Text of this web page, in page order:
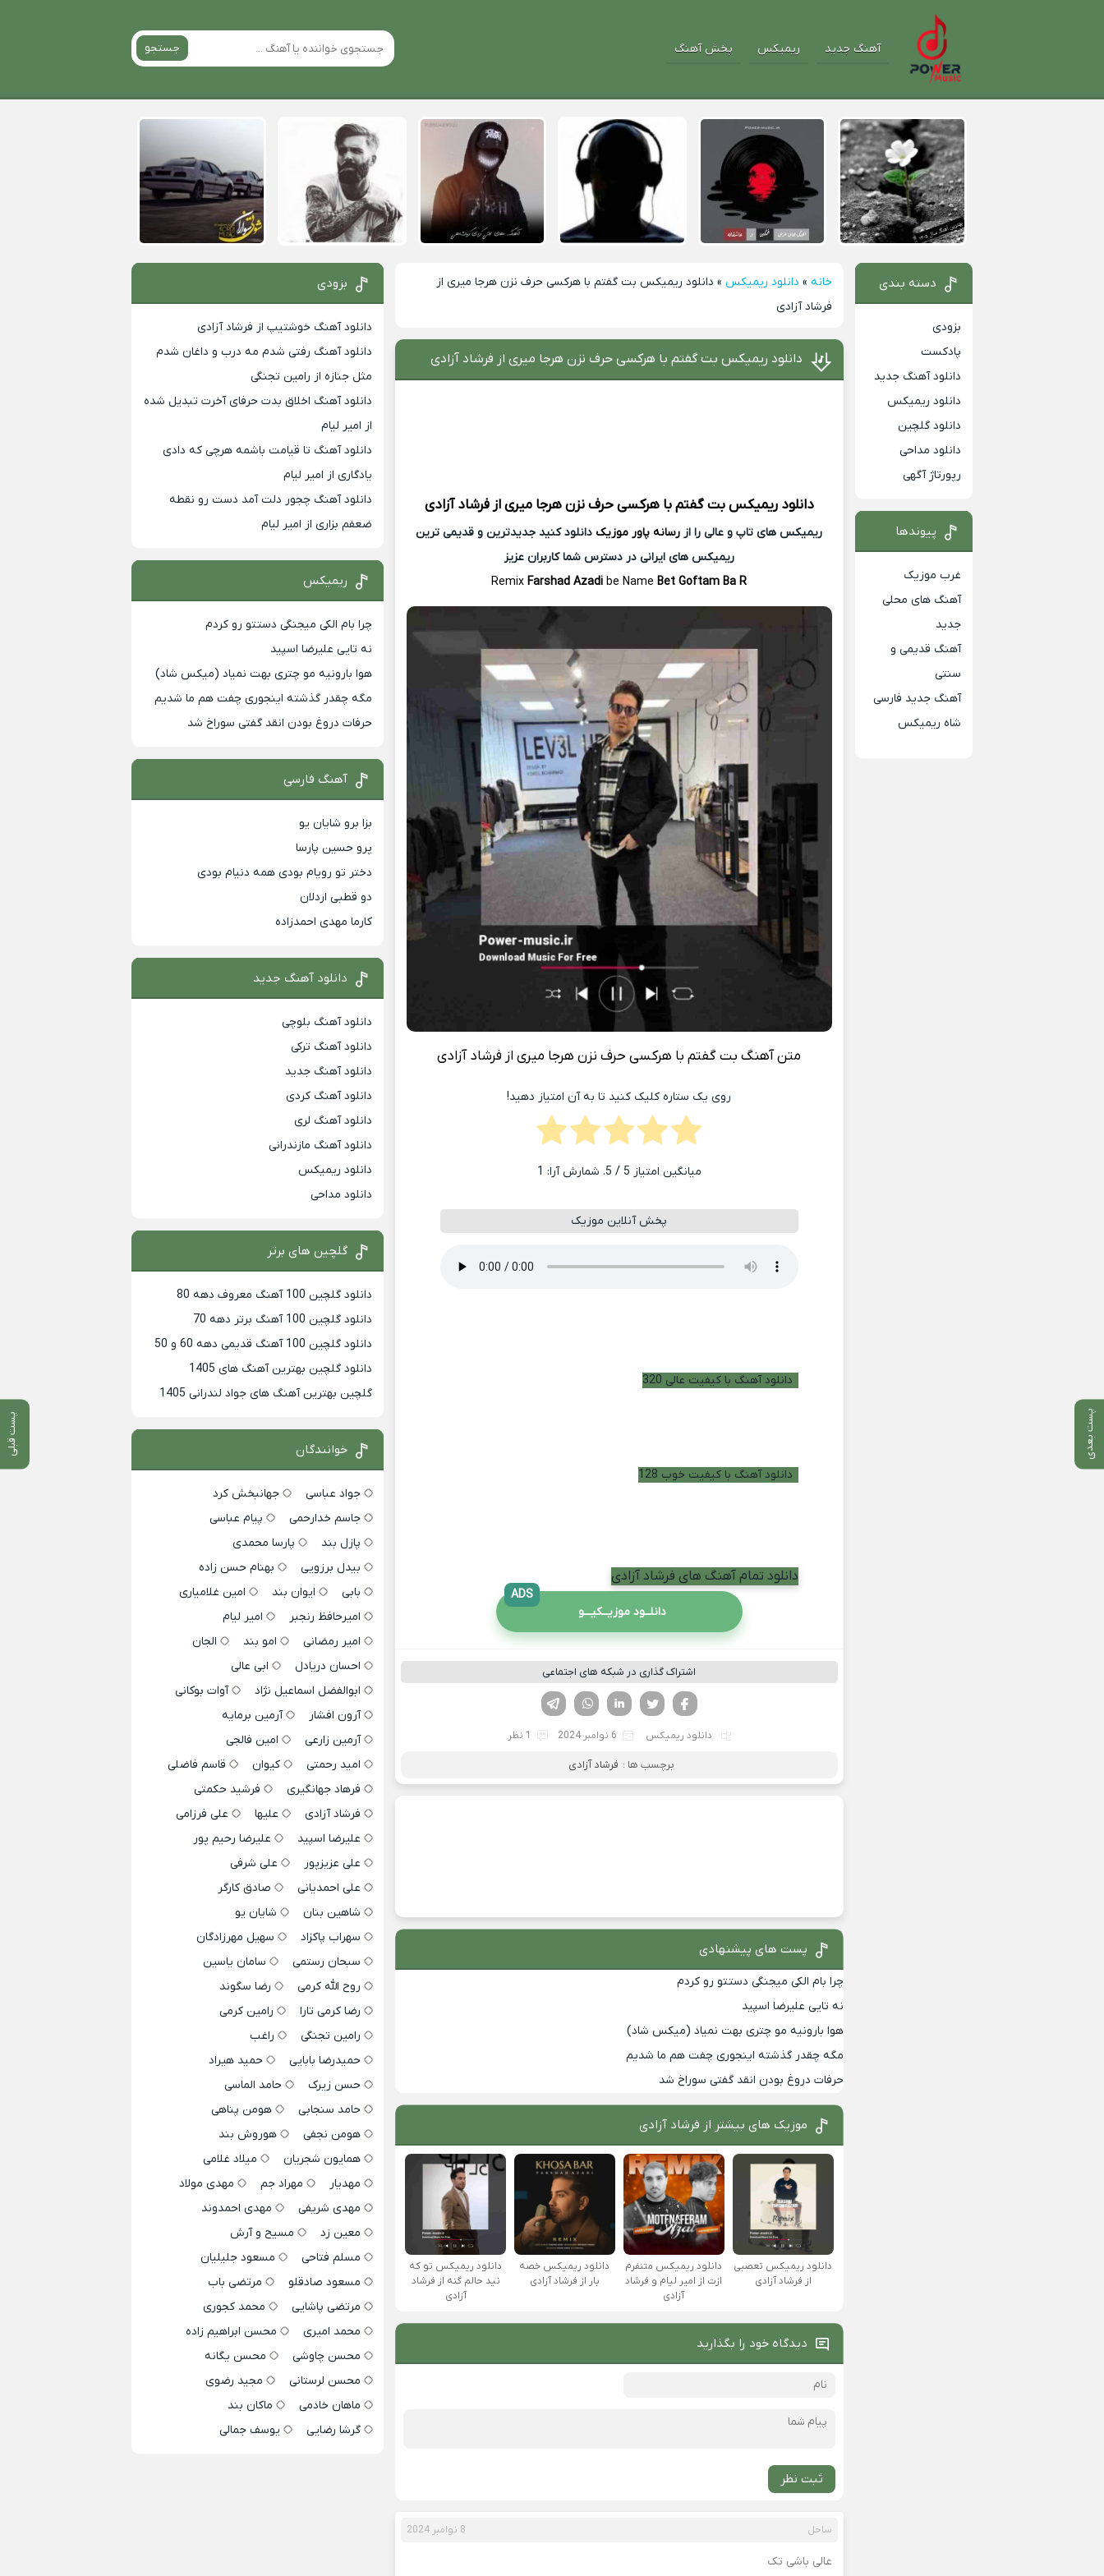
آهنگ جدید ریمیکس پخش آهنگ جستجو
خانه » دانلود ریمیکس » دانلود ریمیکس بت گفتم با هرکسی حرف نزن هرجا میری از
فرشاد آزادی
پست بعدی پست قبلی
دانلود ریمیکس بت گفتم با هرکسی حرف نزن هرجا میری از فرشاد آزادی
دانلود ریمیکسبت گفتم با هرکسی حرف نزن هرجا میری ازفرشاد آزادی
ریمیکس های تاپ و عالی را از رسانه پاور موزیک دانلود کنید جدیدترین و قدیمی ترین
ریمیکس های ایرانی در دسترس شما کاربران عزیز
RemixFarshad Azadibe Name Bet Goftam Ba R
متن آهنگ بت گفتم با هرکسی حرف نزن هرجا میری از فرشاد آزادی
روی یک ستاره کلیک کنید تا به آن امتیاز دهید!
میانگین امتیاز 5 / 5. شمارش آرا: 1
پخش آنلاین موزیک
دانلود آهنگ با کیفیت عالی 320
دانلود آهنگ با کیفیت خوب 128
دانلود تمام آهنگ های فرشاد آزادی
دانلــود موزیــکیـــو
ADS
اشتراک گذاری در شبکه های اجتماعی
لینکدین تویتر
فیسوک
دانلود ریمیکس 6 نوامبر 2024 1 نظر
برچسب ها : فرشاد آزادی
پست های پیشنهادی
چرا بام الکی میجنگی دستتو رو کردم
نه تایی علیرضا اسپید
هوا بارونیه مو چتری بهت نمیاد (میکس شاد)
مگه چقدر گذشته اینجوری چفت هم ما شدیم
حرفات دروغ بودن انقد گفتی سوراخ شد
موزیک های بیشتر از فرشاد آزادی
دانلود ریمیکس تعصبی
از فرشاد آزادی
دانلود ریمیکس متنفرم
ازت از امیر لیام و فرشاد
آزادی
دانلود ریمیکس خصه
بار از فرشاد آزادی
دانلود ریمیکس تو که
نید حالم گنه از فرشاد
آزادی
دیدگاه خود را بگذارید
ثبت نظر
ساحل 8 نوامبر 2024
عالی باشی تک
دسته بندی
بزودی
پادکست
دانلود آهنگ جدید
دانلود ریمیکس
دانلود گلچین
دانلود مداحی
رپورتاژ آگهی
پیوندها
غرب موزیک
آهنگ های محلی
جدید
آهنگ قدیمی و
سنتی
آهنگ جدید فارسی
شاه ریمیکس
بزودی
دانلود آهنگ خوشتیپ از فرشاد آزادی
دانلود آهنگ رفتی شدم مه درب و داغان شدم
مثل جنازه از رامین تجنگی
دانلود آهنگ اخلاق بدت حرفای آخرت تبدیل شده
از امیر لیام
دانلود آهنگ تا قیامت باشمه هرچی که دادی
یادگاری از امیر لیام
دانلود آهنگ چجور دلت آمد دست رو نقطه
ضعفم بزاری از امیر لیام
ریمیکس
چرا بام الکی میجنگی دستتو رو کردم
نه تایی علیرضا اسپید
هوا بارونیه مو چتری بهت نمیاد (میکس شاد)
مگه چقدر گذشته اینجوری چفت هم ما شدیم
حرفات دروغ بودن انقد گفتی سوراخ شد
آهنگ فارسی
بزا برو شایان یو
پرو حسین پارسا
دختر تو رویام بودی همه دنیام بودی
دو قطبی اردلان
کارما مهدی احمدزاده
دانلود آهنگ جدید
دانلود آهنگ بلوچی
دانلود آهنگ ترکی
دانلود آهنگ جدید
دانلود آهنگ کردی
دانلود آهنگ لری
دانلود آهنگ مازندرانی
دانلود ریمیکس
دانلود مداحی
گلچین های برتر
دانلود گلچین 100 آهنگ معروف دهه 80
دانلود گلچین 100 آهنگ برتر دهه 70
دانلود گلچین 100 آهنگ قدیمی دهه 60 و 50
دانلود گلچین بهترین آهنگ های 1405
گلچین بهترین آهنگ های جواد لندرانی 1405
خوانندگان
جواد عباسی
جهانبخش کرد
جاسم خدارحمی
پیام عباسی
پازل بند
پارسا محمدی
بیدل برزویی
بهنام حسن زاده
بابی
ایوان بند
امین غلامیاری
امیرحافظ رنجبر
امیر لیام
امیر رمضانی
امو بند
الجان
احسان دریادل
ابی عالی
ابوالفضل اسماعیل نژاد
آوات بوکانی
آرون افشار
آرمین برمایه
آرمین زارعی
امین فالجی
امید رحمتی
کیوان
قاسم فاضلی
فرهاد جهانگیری
فرشید حکمتی
فرشاد آزادی
علیها
علی فرزامی
علیرضا اسپید
علیرضا رحیم پور
علی عزیزپور
علی شرفی
علی احمدیانی
صادق کارگر
شاهین بنان
شایان یو
سهراب پاکزاد
سهیل مهرزادگان
سبحان رستمی
سامان یاسین
روح الله کرمی
رضا سگوند
رضا کرمی تارا
رامین کرمی
رامین تجنگی
راغب
حمیدرضا بابایی
حمید هیراد
حسن زیرک
حامد الماسی
حامد سنجابی
هومن پناهی
هومن نجفی
هوروش بند
همایون شجریان
میلاد غلامی
مهدیار
مهراد جم
مهدی مولاد
مهدی شریفی
مهدی احمدوند
معین زد
مسیح و آرش
مسلم فتاحی
مسعود جلیلیان
مسعود صادقلو
مرتضی باب
مرتضی پاشایی
محمد کجوری
محمد امیری
محسن ابراهیم زاده
محسن چاوشی
محسن یگانه
محسن لرستانی
مجید رضوی
ماهان خادمی
ماکان بند
گرشا رضایی
یوسف جمالی